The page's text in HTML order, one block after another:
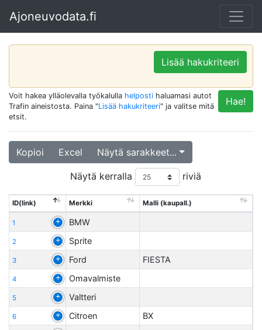
Ajoneuvodata.fi
Lisää hakukriteeri
Hae!
Voit hakea ylläolevalla työkalulla helposti haluamasi autot
Trafin aineistosta. Paina "Lisää hakukriteeri" ja valitse mitä
etsit.
Kopioi Excel Näytä sarakkeet...
Näytä kerralla riviä
ID(link) Merkki Malli (kaupall.)
1 BMW
2 Sprite
3 Ford FIESTA
4 Omavalmiste
5 Valtteri
6 Citroen BX